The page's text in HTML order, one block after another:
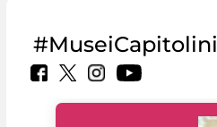
#MuseiCapitolini